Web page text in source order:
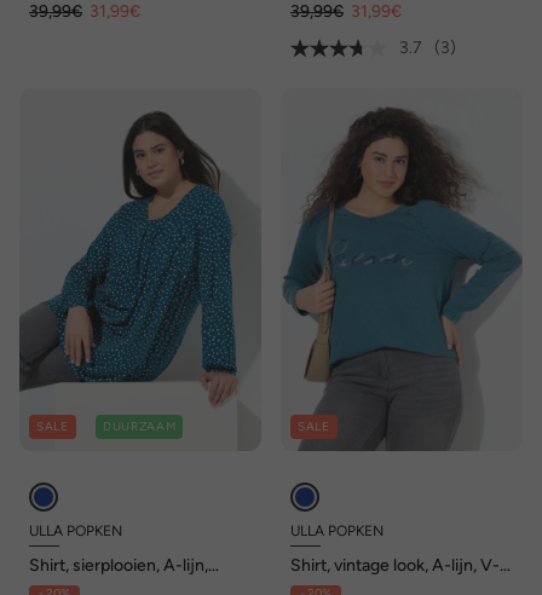
39,99€ 31,99€ 39,99€ 31,99€
3.7
(3)
SALE DUURZAAM
ULLA POPKEN
Shirt, sierplooien, A-lijn,
carréhals, lange mouwen
SALE
ULLA POPKEN
Shirt, vintage look, A-lijn, V-
hals, lange mouwen